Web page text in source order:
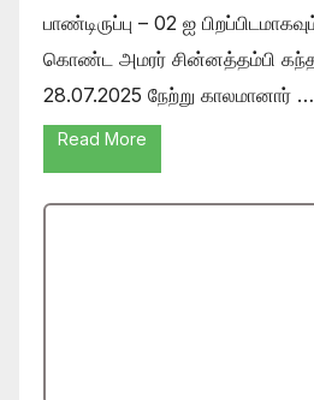
பாண்டிருப்பு – 02 ஐ
கொண்ட அமரர் சின்னத்தம்பி
28.07.2025 நேற்று காலமானார் …
Read More